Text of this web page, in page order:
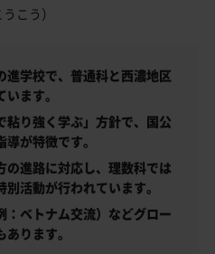
こう）
進学校で、普通科と西濃地区
ます。
粘り強く学ぶ」方針で、国公
が特徴です。
の進路に対応し、理数科では
活動が行われています。
：ベトナム交流）などグロー
ります。